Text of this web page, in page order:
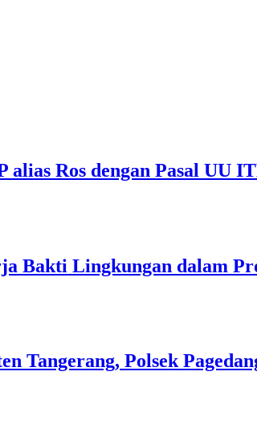
Ros dengan Pasal UU
Bakti Lingkungan dalam
Tangerang, Polsek